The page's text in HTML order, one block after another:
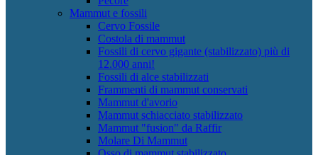
Mammut e fossili
Cervo Fossile
Costola di mammut
Fossili di cervo gigante (stabilizzato) più di
12.000 anni!
Fossili di alce stabilizzati
Frammenti di mammut conservati
Mammut d'avorio
Mammut schiacciato stabilizzato
Mammut "fusion" da Raffir
Molare Di Mammut